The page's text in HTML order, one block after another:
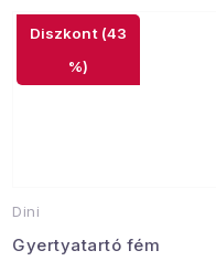
Dini
Gyertyatartó fém
(43
%)